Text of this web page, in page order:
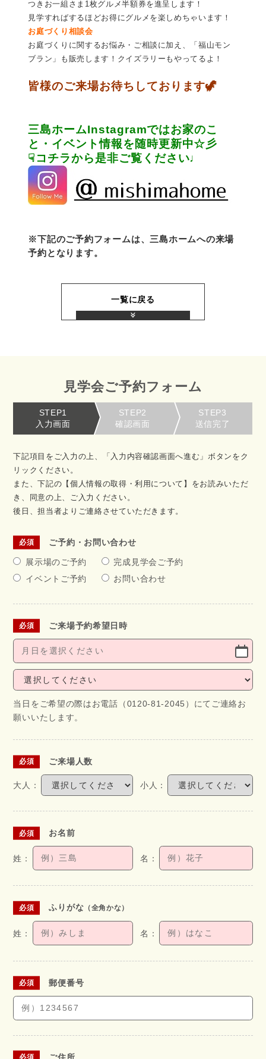
つきお一組さま1枚グルメ半額券を進呈します！
見学すればするほどお得にグルメを楽しめちゃいます！
お庭づくり相談会
お庭づくりに関するお悩み・ご相談に加え、「福山モン
ブラン」も販売します！クイズラリーもやってるよ！
皆様のご来場お待ちしております🦖
三島ホームInstagramではお家のこ
と・イベント情報を随時更新中☆彡
☟コチラから是非ご覧ください♩
※下記のご予約フォームは、三島ホームへの来場
予約となります。
一覧に戻る
見学会ご予約フォーム
STEP1
入力画面
STEP2
確認画面
STEP3
送信完了
下記項目をご入力の上、「入力内容確認画面へ進む」ボタンをク
リックください。
また、下記の【個人情報の取得・利用について】をお読みいただ
き、同意の上、ご入力ください。
後日、担当者よりご連絡させていただきます。
ご予約・お問い合わせ
展示場のご予約
完成見学会ご予約
イベントご予約
お問い合わせ
ご来場予約希望日時
当日をご希望の際はお電話（0120-81-2045）にてご連絡お
願いいたします。
ご来場人数
お名前
ふりがな （全角かな）
郵便番号